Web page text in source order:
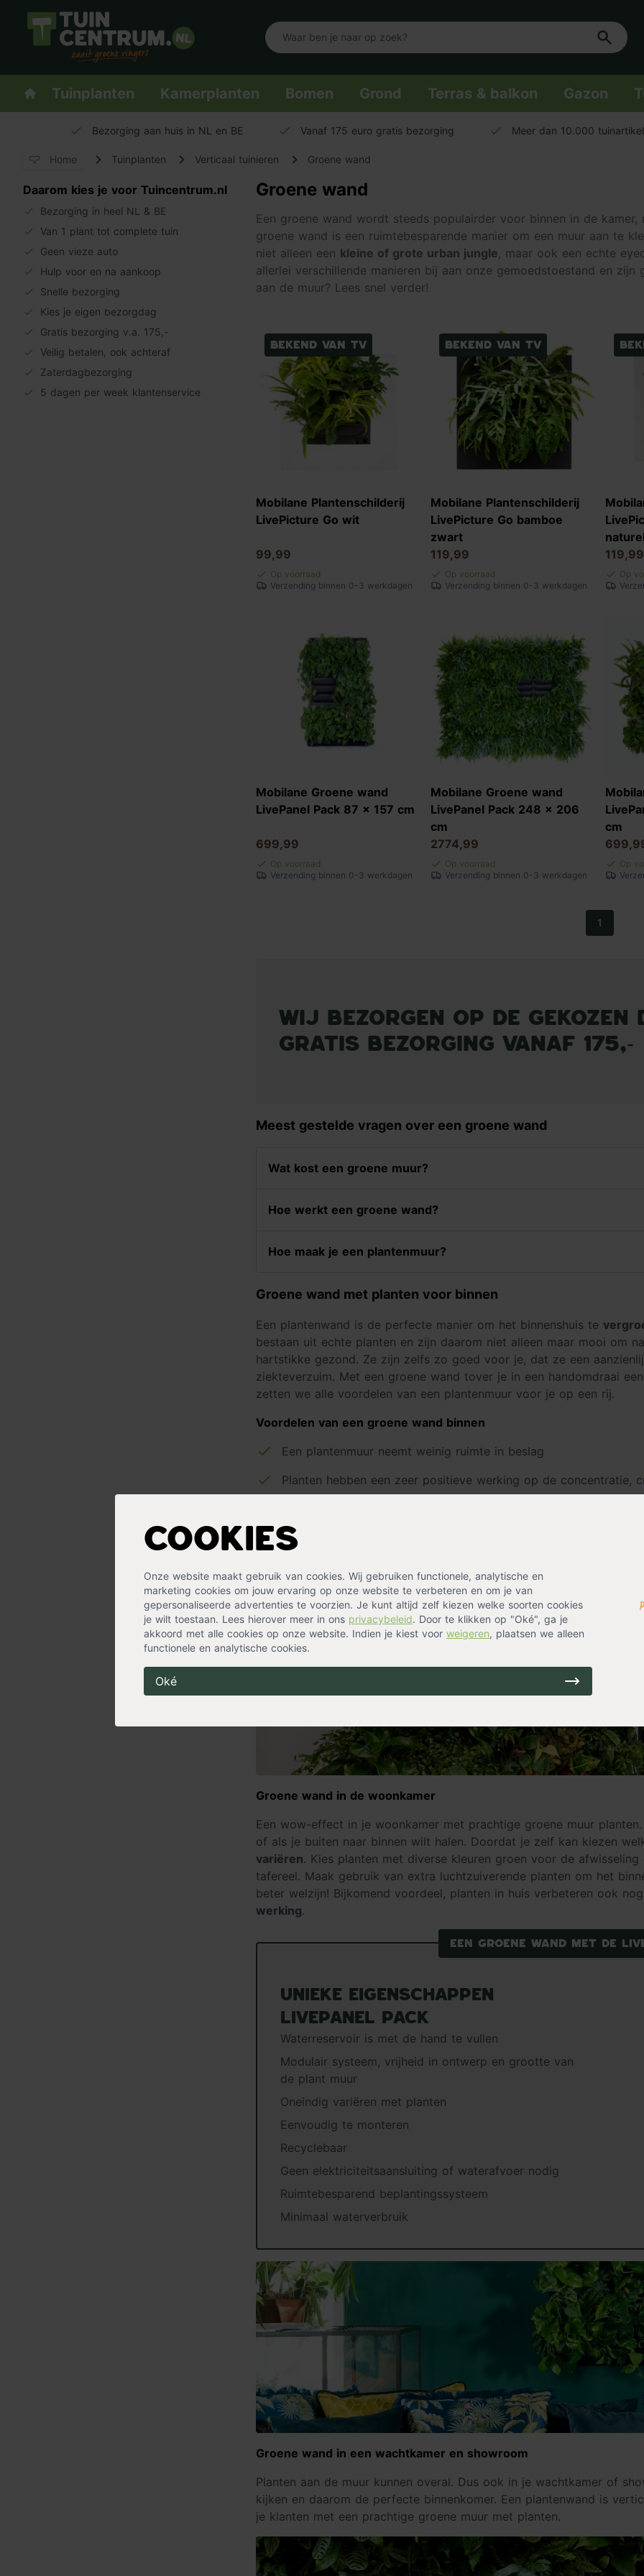
Logo Tuincentrum.nl
Homepage
Tuinplanten Kamerplanten Bomen Grond Terras & balkon Gazon
Cookies
Onze website maakt gebruik van cookies. Wij gebruiken functionele, analytische en
marketing cookies om jouw ervaring op onze website te verbeteren en om je van
gepersonaliseerde advertenties te voorzien. Je kunt altijd zelf kiezen welke soorten cookies
je wilt toestaan. Lees hierover meer in ons privacybeleid. Door te klikken op "Oké", ga je
akkoord met alle cookies op onze website. Indien je kiest voor weigeren, plaatsen we alleen
functionele en analytische cookies.
Oké
Bezorging aan huis in NL en BE Vanaf 175 euro gratis bezorging Meer dan 10.000
Home Tuinplanten Verticaal tuinieren Groene wand
Daarom kies je voor Tuincentrum.nl
Bezorging in heel NL & BE
Van 1 plant tot complete tuin
Geen vieze auto
Hulp voor en na aankoop
Snelle bezorging
Kies je eigen bezorgdag
Gratis bezorging v.a. 175,-
Veilig betalen, ook achteraf
Zaterdagbezorging
5 dagen per week klantenservice
Groene wand
Een groene wand wordt steeds populairder voor binnen in de
groene wand is een ruimtebesparende manier om een muur aan te
niet alleen een kleine of grote urban jungle, maar ook een echte
allerlei verschillende manieren bij aan onze gemoedstoestand en
aan de muur? Lees snel verder!
Bekend van TV
Mobilane Plantenschilderij
LivePicture Go wit
99,99
Op voorraad
Verzending binnen 0-3 werkdagen
Bekend van TV
Mobilane Plantenschilderij
LivePicture Go bamboe
zwart
119,99
Op voorraad
Verzending binnen 0-3 werkdagen
119,99
Op
Mobilane Groene wand
LivePanel Pack 87 x 157 cm
699,99
Op voorraad
Verzending binnen 0-3 werkdagen
Mobilane Groene wand
LivePanel Pack 248 x 206
cm
2774,99
Op voorraad
Verzending binnen 0-3 werkdagen
cm
Op
1
Wij bezorgen op de gekozen
Gratis bezorging vanaf 175,-
Meest gestelde vragen over een groene wand
Wat kost een groene muur?
Hoe werkt een groene wand?
Hoe maak je een plantenmuur?
Groene wand met planten voor binnen
Een plantenwand is de perfecte manier om het binnenshuis te
bestaan uit echte planten en zijn daarom niet alleen maar mooi om
hartstikke gezond. Ze zijn zelfs zo goed voor je, dat ze een
ziekteverzuim. Met een groene wand tover je in een handomdraai
zetten we alle voordelen van een plantenmuur voor je op een rij.
Voordelen van een groene wand binnen
Een plantenmuur neemt weinig ruimte in beslag
Planten hebben een zeer positieve werking op de concentratie,
Planten werken stressverlagend
omgeving
Groene wand in de woonkamer
Een wow-effect in je woonkamer met prachtige groene muur
of als je buiten naar binnen wilt halen. Doordat je zelf kan kiezen
variëren. Kies planten met diverse kleuren groen voor de
tafereel. Maak gebruik van extra luchtzuiverende planten om het
beter welzijn! Bijkomend voordeel, planten in huis verbeteren ook
werking.
Een groene wand met de
Unieke eigenschappen
LivePanel Pack
Waterreservoir is met de hand te vullen
Modulair systeem, vrijheid in ontwerp en grootte van
de plant muur
Oneindig variëren met planten
Eenvoudig te monteren
Recyclebaar
Geen elektriciteitsaansluiting of waterafvoer nodig
Ruimtebesparend beplantingssysteem
Minimaal waterverbruik
Groene wand in een wachtkamer en showroom
Planten aan de muur kunnen overal. Dus ook in je wachtkamer of
kijken en daarom de perfecte binnenkomer. Een plantenwand is
je klanten met een prachtige groene muur met planten.